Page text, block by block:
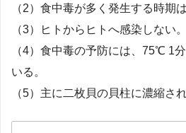
（2）食中毒が多く発生する時期
（3）ヒトからヒトへ感染しない。
（4）食中毒の予防には、75℃ 1
いる。
（5）主に二枚貝の貝柱に濃縮され